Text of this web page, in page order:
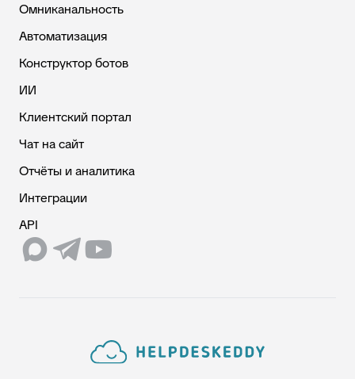
Омниканальность
Автоматизация
Конструктор ботов
ИИ
Клиентский портал
Чат на сайт
Отчёты и аналитика
Интеграции
API